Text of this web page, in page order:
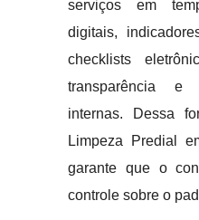
serviços em
digitais,
checklists
transparência e
internas. Dessa
Limpeza Predial
garante que o
controle sobre o